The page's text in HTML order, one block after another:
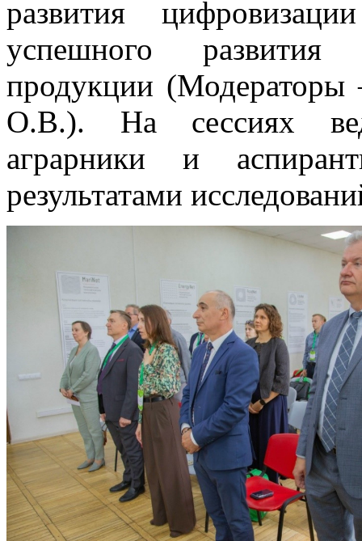
развития
успешного развития
продукции
О.В.). На сессиях
аграрники и
результатами